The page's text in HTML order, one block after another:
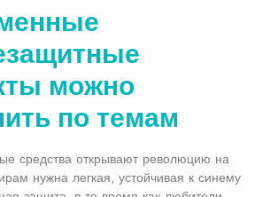
можно
по темам
средства открывают революцию на
нужна легкая, устойчивая к синему